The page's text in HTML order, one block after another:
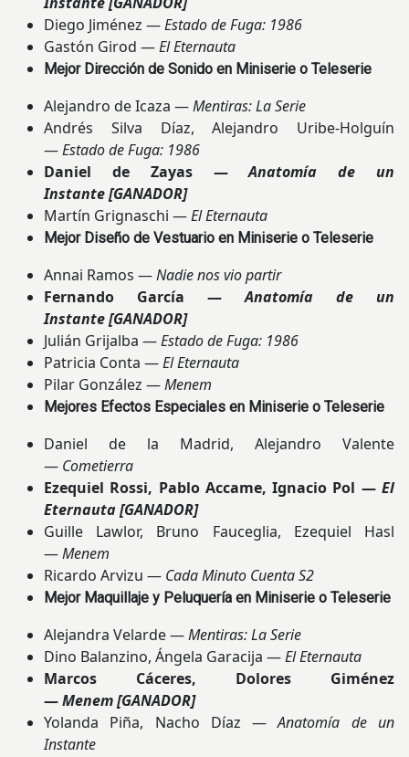
Diego Jiménez —Estado de Fuga: 1986
Gastón Girod —El Eternauta
Mejor Dirección de Sonido en Miniserie o Teleserie
Alejandro de Icaza —Mentiras: La Serie
Andrés Silva Díaz, Alejandro Uribe-Holguín
—Estado de Fuga: 1986
Daniel de Zayas —Anatomía de un
Instante[GANADOR]
Martín Grignaschi —El Eternauta
Mejor Diseño de Vestuario en Miniserie o Teleserie
Annai Ramos —Nadie nos vio partir
Fernando García —Anatomía de un
Instante[GANADOR]
Julián Grijalba —Estado de Fuga: 1986
Patricia Conta —El Eternauta
Pilar González —Menem
Mejores Efectos Especiales en Miniserie o Teleserie
Daniel de la Madrid, Alejandro Valente
— Cometierra
Ezequiel Rossi, Pablo Accame, Ignacio Pol — El
Eternauta[GANADOR]
Guille Lawlor, Bruno Fauceglia, Ezequiel Hasl
—Menem
Ricardo Arvizu — Cada Minuto Cuenta S2
Mejor Maquillaje y Peluquería en Miniserie o Teleserie
Alejandra Velarde —Mentiras: La Serie
Dino Balanzino, Ángela Garacija —El Eternauta
Marcos Cáceres, Dolores Giménez
—Menem[GANADOR]
Yolanda Piña, Nacho Díaz —Anatomía de un
Instante